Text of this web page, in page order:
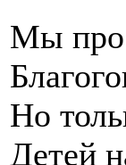
Мы
Но
Детей